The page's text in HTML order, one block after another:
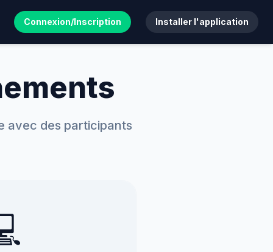
Connexion/Inscription Installer l'application
avec des participants